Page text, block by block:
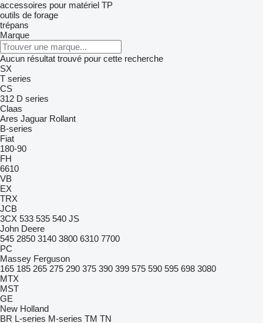
accessoires pour matériel TP
outils de forage
trépans
Marque
Aucun résultat trouvé pour cette recherche
SX
T series
CS
312 D series
Claas
Ares Jaguar Rollant
B-series
Fiat
180-90
FH
6610
VB
EX
TRX
JCB
3CX 533 535 540 JS
John Deere
545 2850 3140 3800 6310 7700
PC
Massey Ferguson
165 185 265 275 290 375 390 399 575 590 595 698 3080
MTX
MST
GE
New Holland
BR L-series M-series TM TN